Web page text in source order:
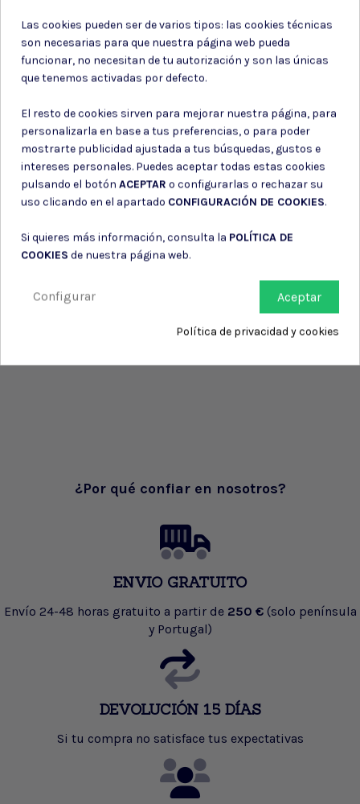
información de contacto en el aviso legal.
Consiento el uso de mis datos para los fines indicados en la
Política de privacidad
Consiento el uso de mis datos personales para recibir publicidad
¿Por qué confiar en nosotros?
ENVIO GRATUITO
Envío 24-48 horas gratuito a partir de 250 € (solo península
y Portugal)
DEVOLUCIÓN 15 DÍAS
Si tu compra no satisface tus expectativas
Las cookies pueden ser de varios tipos: las cookies técnicas
son necesarias para que nuestra página web pueda
funcionar, no necesitan de tu autorización y son las únicas
que tenemos activadas por defecto.
El resto de cookies sirven para mejorar nuestra página, para
personalizarla en base a tus preferencias, o para poder
mostrarte publicidad ajustada a tus búsquedas, gustos e
intereses personales. Puedes aceptar todas estas cookies
pulsando el botón ACEPTAR o configurarlas o rechazar su
uso clicando en el apartado CONFIGURACIÓN DE COOKIES.
Si quieres más información, consulta la POLÍTICA DE
COOKIES de nuestra página web.
Aceptar
Configurar
Política de privacidad y cookies